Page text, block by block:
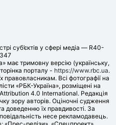
суб’єктів у сфері медіа — R40-
має тримовну версію (українську,
порталу - https://www.rbc.ua.
правовласникам. Всі фотографії на
«РБК-Україна», розміщені на
4.0 International. Редакція
зору авторів. Оціночні судження
доведенню їх правдивості. За
несе рекламодавець.